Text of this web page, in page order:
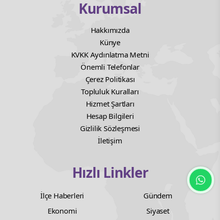
Kurumsal
Hakkımızda
Künye
KVKK Aydınlatma Metni
Önemli Telefonlar
Çerez Politikası
Topluluk Kuralları
Hizmet Şartları
Hesap Bilgileri
Gizlilik Sözleşmesi
İletişim
Hızlı Linkler
İlçe Haberleri
Gündem
Ekonomi
Siyaset